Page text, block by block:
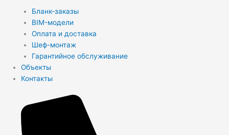
Бланк-заказы
BIM-модели
Оплата и доставка
Шеф-монтаж
Гарантийное обслуживание
Объекты
Контакты